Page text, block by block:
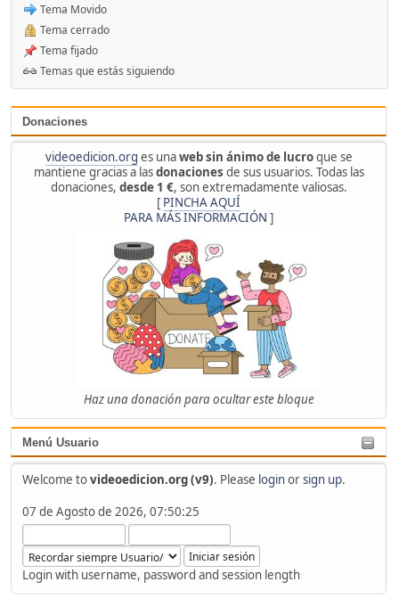
Donaciones
videoedicion.org es unaweb sin ánimo de lucroque se
mantiene gracias a lasdonaciones de sus usuarios. Todas las
donaciones, desde 1 €, son extremadamente valiosas.
[ PINCHA AQUÍ
PARA MÁS INFORMACIÓN ]
Haz una donación para ocultar este bloque
Menú Usuario
Welcome tovideoedicion.org (v9). Please loginorsign up.
07 de Agosto de 2026, 07:50:25
Login with username, password and session length
Tema Movido
Tema cerrado
Tema fijado
Temas que estás siguiendo